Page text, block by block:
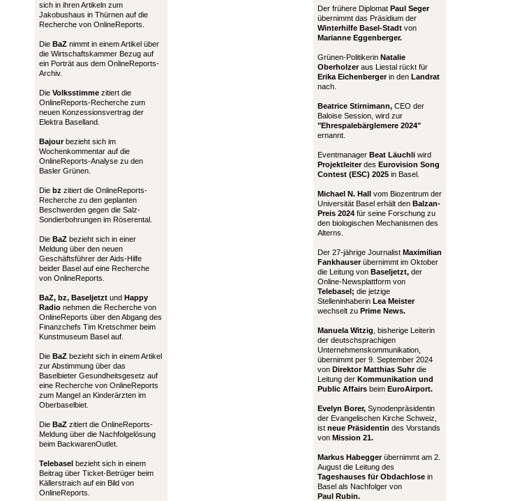
sich in ihren Artikeln zum
Jakobushaus in Thürnen auf die
Recherche von OnlineReports.
Die BaZ nimmt in einem Artikel über
die Wirtschaftskammer Bezug auf
ein Porträt aus dem OnlineReports-
Archiv.
Die Volksstimme zitiert die
OnlineReports-Recherche zum
neuen Konzessionsvertrag der
Elektra Baselland.
Bajourbezieht sich im
Wochenkommentar auf die
OnlineReports-Analyse zu den
Basler Grünen.
Die bz zitiert die OnlineReports-
Recherche zu den geplanten
Beschwerden gegen die Salz-
Sondierbohrungen im Röserental.
Die BaZ bezieht sich in einer
Meldung über den neuen
Geschäftsführer der Aids-Hilfe
beider Basel auf eine Recherche
von OnlineReports.
BaZ, bz, Baseljetzt und Happy
Radio nehmen die Recherche von
OnlineReports über den Abgang des
Finanzchefs Tim Kretschmer beim
Kunstmuseum Basel auf.
Die BaZ bezieht sich in einem Artikel
zur Abstimmung über das
Baselbieter Gesundheitsgesetz auf
eine Recherche von OnlineReports
zum Mangel an Kinderärzten im
Oberbaselbiet.
Die BaZ zitiert die OnlineReports-
Meldung über die Nachfolgelösung
beim BackwarenOutlet.
Telebasel bezieht sich in einem
Beitrag über Ticket-Betrüger beim
Källerstraich auf ein Bild von
OnlineReports.
Der frühere Diplomat Paul Seger
übernimmt das Präsidium der
Winterhilfe Basel-Stadt von
Marianne Eggenberger.
Grünen-Politikerin Natalie
Oberholzeraus Liestal rückt für
Erika Eichenbergerin den Landrat
nach.
Beatrice Stirnimann, CEO der
Baloise Session, wird zur
"Ehrespalebärglemere 2024"
ernannt.
Eventmanager Beat Läuchli wird
Projektleiterdes Eurovision Song
Contest (ESC) 2025 in Basel.
Michael N. Hall vom Biozentrum der
Universität Basel erhält den Balzan-
Preis 2024 für seine Forschung zu
den biologischen Mechanismen des
Alterns.
Der 27-jährige Journalist Maximilian
Fankhauserübernimmt im Oktober
die Leitung von Baseljetzt, der
Online-Newsplattform von
Telebasel; die jetzige
Stelleninhaberin Lea Meister
wechselt zu Prime News.
Manuela Witzig , bisherige Leiterin
der deutschsprachigen
Unternehmenskommunikation,
übernimmt per 9. September 2024
von Direktor Matthias Suhrdie
Leitung der Kommunikation und
Public Affairs beim EuroAirport.
Evelyn Borer, Synodenpräsidentin
der Evangelischen Kirche Schweiz,
ist neue Präsidentin des Vorstands
von Mission 21.
Markus Habeggerübernimmt am 2.
August die Leitung des
Tageshauses für Obdachlose in
Basel als Nachfolger von
Paul Rubin.